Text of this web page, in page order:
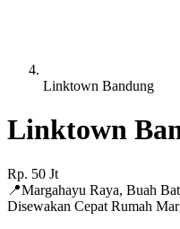
Linktown Bandung
Linktown
Rp. 50 Jt
📍Margahayu Raya, Buah
Disewakan Cepat Rumah